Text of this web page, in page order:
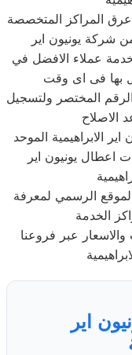
المراكز المتخصصة
شركة يونيون اير
عملاء الافضل في
بها فى اى وقت
المختصر ولتسجيل
الاصلاح
الابراهيمية الموحد
اعطال يونيون اير
الرسمي لمعرفة
الخدمة
عبر فروعنا
اير